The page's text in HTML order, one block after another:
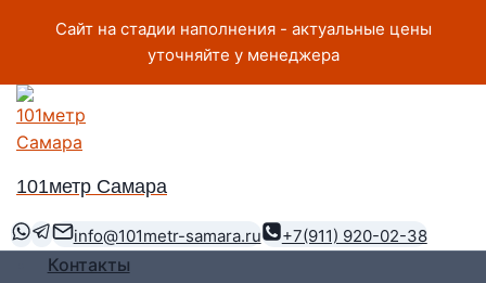
Сайт на стадии наполнения - актуальные цены
уточняйте у менеджера
101метр Самара
info@101metr-samara.ru +7(911) 920-02-38
Контакты